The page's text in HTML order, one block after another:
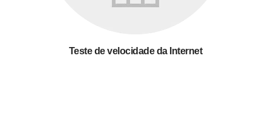
Teste de velocidade da Internet